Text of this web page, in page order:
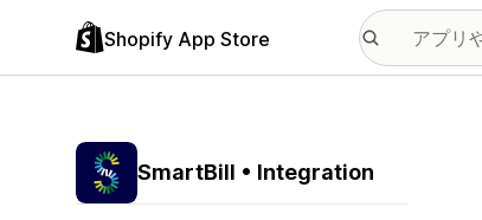
Shopify App Store
SmartBill • Integration